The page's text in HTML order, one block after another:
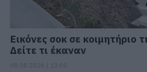
Εικόνες σοκ σε κοιμητήριο
Δείτε τι έκαναν